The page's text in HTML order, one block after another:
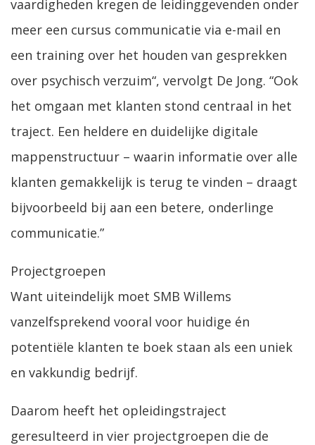
vaardigheden kregen de leidinggevenden onder
meer een cursus communicatie via e-mail en
een training over het houden van gesprekken
over psychisch verzuim“, vervolgt De Jong. “Ook
het omgaan met klanten stond centraal in het
traject. Een heldere en duidelijke digitale
mappenstructuur – waarin informatie over alle
klanten gemakkelijk is terug te vinden – draagt
bijvoorbeeld bij aan een betere, onderlinge
communicatie.”
Projectgroepen
Want uiteindelijk moet SMB Willems
vanzelfsprekend vooral voor huidige én
potentiële klanten te boek staan als een uniek
en vakkundig bedrijf.
Daarom heeft het opleidingstraject
geresulteerd in vier projectgroepen die de